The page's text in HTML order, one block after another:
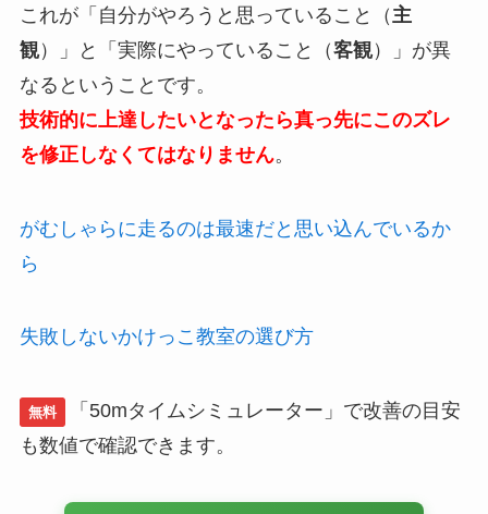
これが「自分がやろうと思っていること（ 主
観）」と「実際にやっていること（客観）」が異
なるということです。
技術的に上達したいとなったら真っ先にこのズレ
を修正しなくてはなりません。
がむしゃらに走るのは最速だと思い込んでいるか
ら
失敗しないかけっこ教室の選び方
無料
「50mタイムシミュレーター」で改善の目安
も数値で確認できます。